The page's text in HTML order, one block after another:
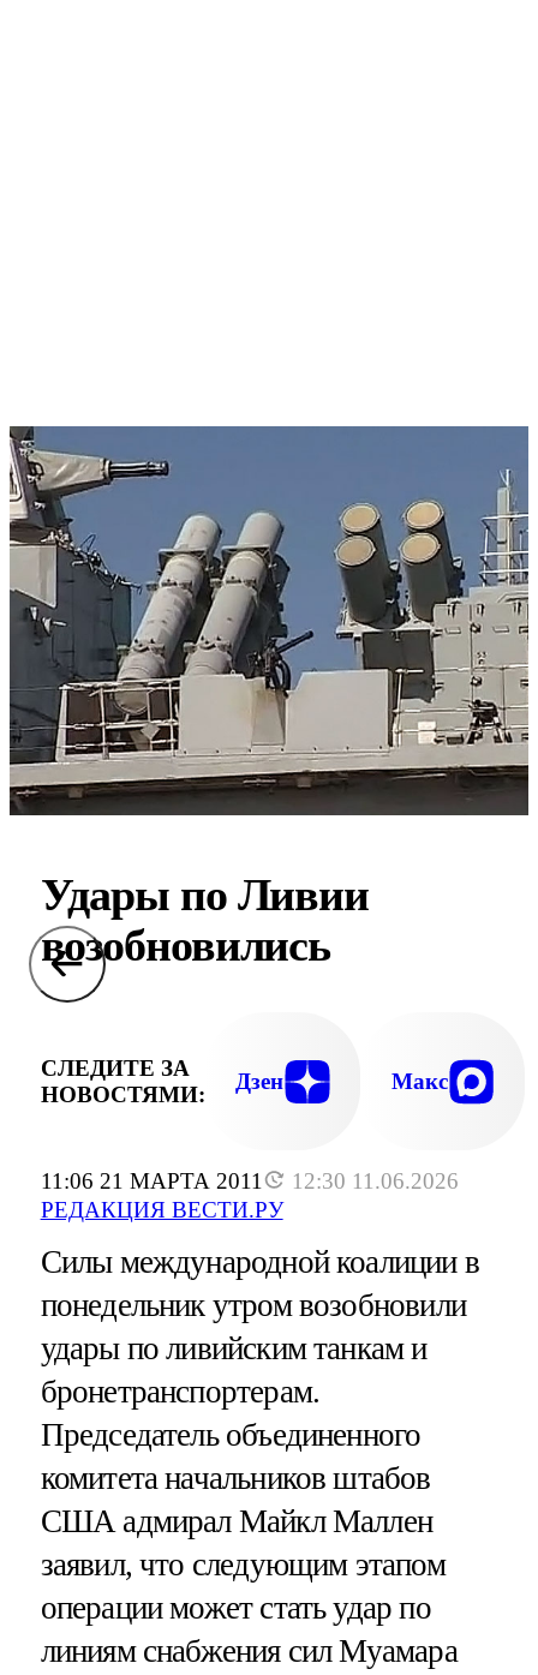
11:06 21 МАРТА 2011
12:30 11.06.2026
РЕДАКЦИЯ ВЕСТИ.РУ
Удары по Ливии
возобновились
СЛЕДИТЕ ЗА
НОВОСТЯМИ:
Дзен Макс
Силы международной коалиции в
понедельник утром возобновили
удары по ливийским танкам и
бронетранспортерам.
Председатель объединенного
комитета начальников штабов
США адмирал Майкл Маллен
заявил, что следующим этапом
операции может стать удар по
линиям снабжения сил Муамара